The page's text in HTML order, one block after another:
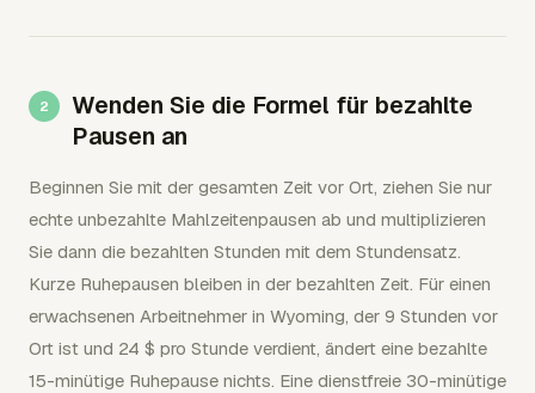
Wenden Sie die Formel für bezahlte
Pausen an
Beginnen Sie mit der gesamten Zeit vor Ort, ziehen Sie nur
echte unbezahlte Mahlzeitenpausen ab und multiplizieren
Sie dann die bezahlten Stunden mit dem Stundensatz.
Kurze Ruhepausen bleiben in der bezahlten Zeit. Für einen
erwachsenen Arbeitnehmer in Wyoming, der 9 Stunden vor
Ort ist und 24 $ pro Stunde verdient, ändert eine bezahlte
15-minütige Ruhepause nichts. Eine dienstfreie 30-minütige